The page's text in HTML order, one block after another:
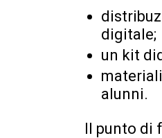
digitale;
un kit
alunni.
Il punto di